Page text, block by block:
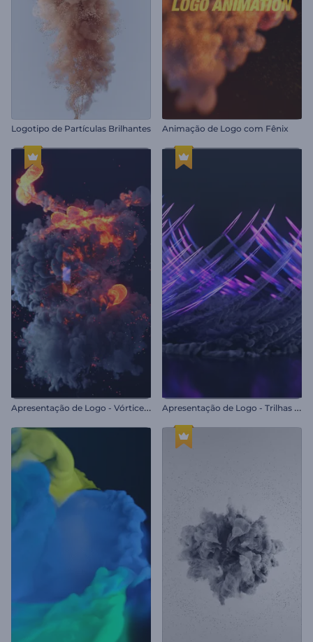
Logotipo de Partículas Brilhantes Animação de Logo com Fênix
A
presentação de Logo - Vórtice de Fogo A
presentação de Logo - Trilhas Eruptivas